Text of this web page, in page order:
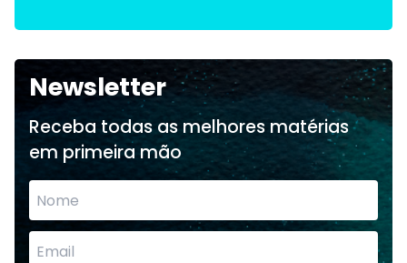
Newsletter
Receba todas as melhores matérias
em primeira mão